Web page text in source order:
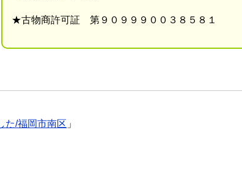
★古物商許可証 第９０９９９００３８５８１
た/福岡市南区 」